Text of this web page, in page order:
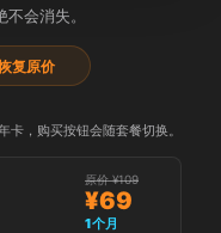
会消失。
复原价
卡，购买按钮会随套餐切换。
原价 ¥109
¥69
1个月